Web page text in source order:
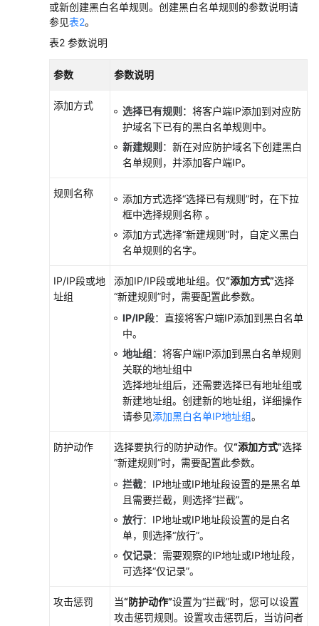
域）
或新创建黑白名单规则。创建黑白名单规则的参数说明请
参见表2。
表2 参数说明
参数 参数说明
添加方式 选择已有规则 ：将客户端IP添加到对应防
护域名下已有的黑白名单规则中。
新建规则 ：新在对应防护域名下创建黑白
名单规则，并添加客户端IP。
规则名称 添加方式选择“选择已有规则”时，在下拉
框中选择规则名称 。
添加方式选择“新建规则”时，自定义黑白
名单规则的名字。
IP/IP段或地
址组
添加IP/IP段或地址组。仅“添加方式”选择
“新建规则”时，需要配置此参数。
IP/IP段：直接将客户端IP添加到黑白名单
中。
地址组：将客户端IP添加到黑白名单规则
关联的地址组中
选择地址组后，还需要选择已有地址组或
新建地址组。创建新的地址组，详细操作
请参见添加黑白名单IP地址组。
防护动作 选择要执行的防护动作。仅“添加方式”选择
“新建规则”时，需要配置此参数。
拦截：IP地址或IP地址段设置的是黑名单
且需要拦截，则选择“拦截”。
放行：IP地址或IP地址段设置的是白名
单，则选择“放行”。
仅记录：需要观察的IP地址或IP地址段，
可选择“仅记录”。
攻击惩罚 当“防护动作”设置为“拦截”时，您可以设置
攻击惩罚规则。设置攻击惩罚后，当访问者